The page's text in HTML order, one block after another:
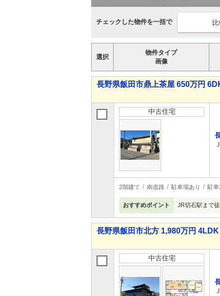
チェックした物件を一括で
選択
物件タイプ
画像
長野県飯田市鼎上茶屋 650万円
中古住宅
2階建て 南道路 駐車場あり 駐車
おすすめポイント JR切石駅まで
長野県飯田市北方 1,980万円 4LDK
中古住宅